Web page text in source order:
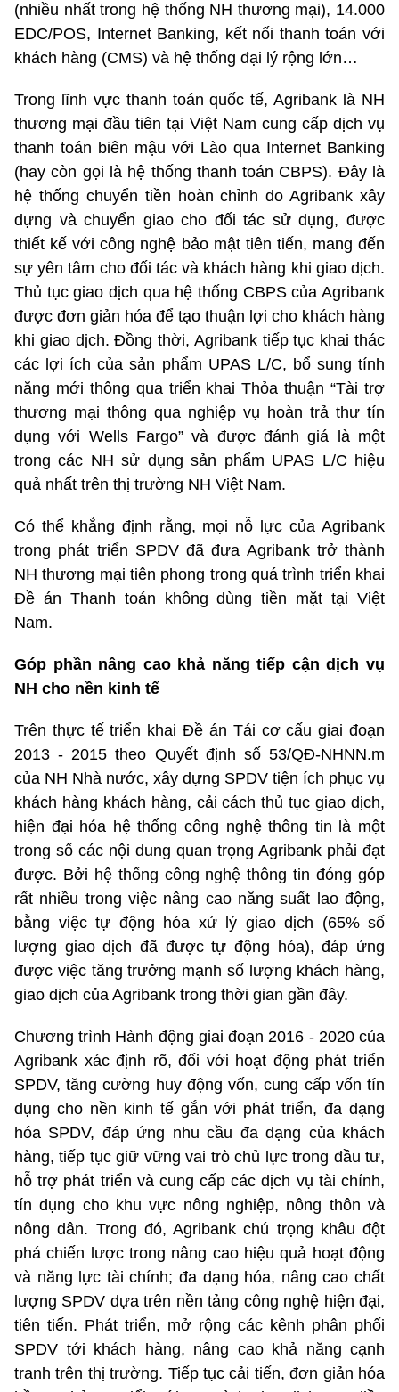
(nhiều nhất trong hệ thống NH thương mại), 14.000
EDC/POS, Internet Banking, kết nối thanh toán với
khách hàng (CMS) và hệ thống đại lý rộng lớn…
Trong lĩnh vực thanh toán quốc tế, Agribank là NH
thương mại đầu tiên tại Việt Nam cung cấp dịch vụ
thanh toán biên mậu với Lào qua Internet Banking
(hay còn gọi là hệ thống thanh toán CBPS). Đây là
hệ thống chuyển tiền hoàn chỉnh do Agribank xây
dựng và chuyển giao cho đối tác sử dụng, được
thiết kế với công nghệ bảo mật tiên tiến, mang đến
sự yên tâm cho đối tác và khách hàng khi giao dịch.
Thủ tục giao dịch qua hệ thống CBPS của Agribank
được đơn giản hóa để tạo thuận lợi cho khách hàng
khi giao dịch. Đồng thời, Agribank tiếp tục khai thác
các lợi ích của sản phẩm UPAS L/C, bổ sung tính
năng mới thông qua triển khai Thỏa thuận “Tài trợ
thương mại thông qua nghiệp vụ hoàn trả thư tín
dụng với Wells Fargo” và được đánh giá là một
trong các NH sử dụng sản phẩm UPAS L/C hiệu
quả nhất trên thị trường NH Việt Nam.
Có thể khẳng định rằng, mọi nỗ lực của Agribank
trong phát triển SPDV đã đưa Agribank trở thành
NH thương mại tiên phong trong quá trình triển khai
Đề án Thanh toán không dùng tiền mặt tại Việt
Nam.
Góp phần nâng cao khả năng tiếp cận dịch vụ
NH cho nền kinh tế
Trên thực tế triển khai Đề án Tái cơ cấu giai đoạn
2013 - 2015 theo Quyết định số 53/QĐ-NHNN.m
của NH Nhà nước, xây dựng SPDV tiện ích phục vụ
khách hàng khách hàng, cải cách thủ tục giao dịch,
hiện đại hóa hệ thống công nghệ thông tin là một
trong số các nội dung quan trọng Agribank phải đạt
được. Bởi hệ thống công nghệ thông tin đóng góp
rất nhiều trong việc nâng cao năng suất lao động,
bằng việc tự động hóa xử lý giao dịch (65% số
lượng giao dịch đã được tự động hóa), đáp ứng
được việc tăng trưởng mạnh số lượng khách hàng,
giao dịch của Agribank trong thời gian gần đây.
Chương trình Hành động giai đoạn 2016 - 2020 của
Agribank xác định rõ, đối với hoạt động phát triển
SPDV, tăng cường huy động vốn, cung cấp vốn tín
dụng cho nền kinh tế gắn với phát triển, đa dạng
hóa SPDV, đáp ứng nhu cầu đa dạng của khách
hàng, tiếp tục giữ vững vai trò chủ lực trong đầu tư,
hỗ trợ phát triển và cung cấp các dịch vụ tài chính,
tín dụng cho khu vực nông nghiệp, nông thôn và
nông dân. Trong đó, Agribank chú trọng khâu đột
phá chiến lược trong nâng cao hiệu quả hoạt động
và năng lực tài chính; đa dạng hóa, nâng cao chất
lượng SPDV dựa trên nền tảng công nghệ hiện đại,
tiên tiến. Phát triển, mở rộng các kênh phân phối
SPDV tới khách hàng, nâng cao khả năng cạnh
tranh trên thị trường. Tiếp tục cải tiến, đơn giản hóa